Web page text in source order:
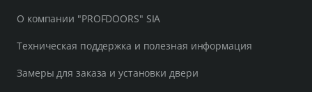
О компании "PROFDOORS" SIA
Техническая поддержка и полезная информация
Замеры для заказа и установки двери